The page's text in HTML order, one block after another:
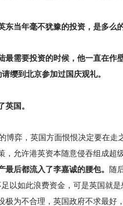
当年毫不犹豫的投资，是多么
需要投资的时候，他一直在作
缨到北京参加过国庆观礼。
英国。
博弈，英国方面恨恨决定要在
允许港英资本随意侵吞组成超
后都流入了李嘉诚的腰包。
随
以如此浪费资金，可是英国就是
为不合理，英国政府不求最好，